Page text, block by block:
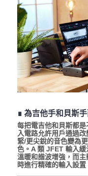
∎ 為吉他手和貝斯
每把電吉他和貝斯都
入電路允許用戶通過
緊/更尖銳的音色變為
色。A 類 JFET 輸入緩
溫暖和諧波增強，而
時進行精確的輸入設置